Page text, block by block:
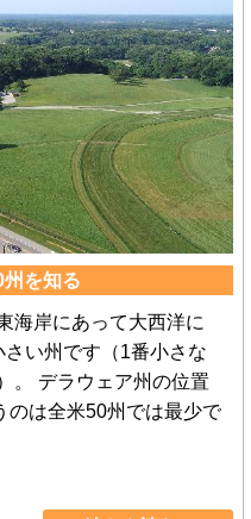
を知る
海岸にあって大西洋に
い州です（1番小さな
。 デラウェア州の位置
のは全米50州では最少で